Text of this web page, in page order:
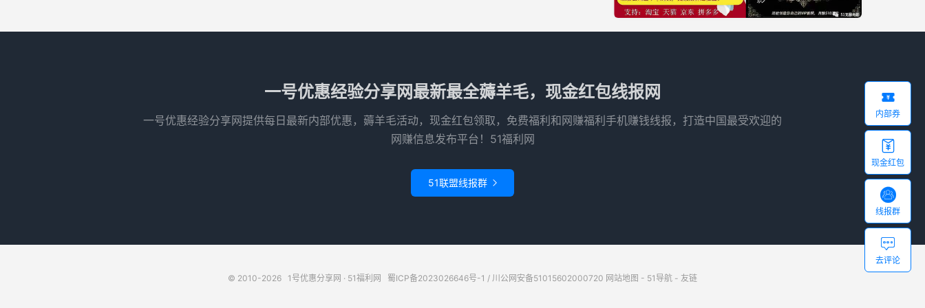
一号优惠经验分享网最新最全薅羊毛，现金红包线报网
一号优惠经验分享网提供每日最新内部优惠，薅羊毛活动，现金红包领取，免费福利和网赚福利手机赚钱线报，打造中国最受欢迎的
网赚信息发布平台！51福利网
51联盟线报群 
© 2010-2026 1号优惠分享网 · 51福利网 蜀ICP备2023026646号-1 / 川公网安备51015602000720 网站地图 - 51导航 - 友链

内部券

现金红包

线报群

去评论